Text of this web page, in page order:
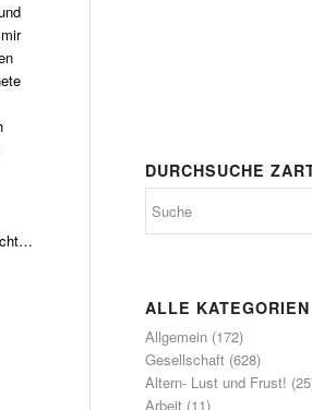
DURCHSUCHE
ALLE KATEGORIEN
Allgemein(172)
Gesellschaft(628)
Altern- Lust und Frust!
Arbeit(11)